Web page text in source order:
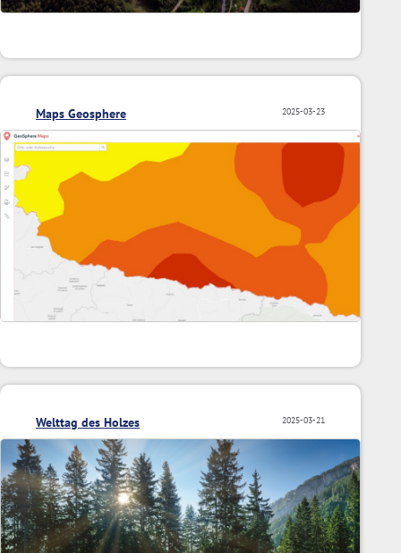
2025-03-23
Maps Geosphere
2025-03-21
Welttag des Holzes